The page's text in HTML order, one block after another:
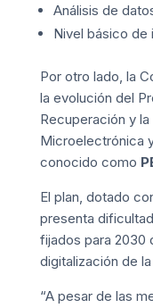
Análisis de
Nivel básico de
Por otro lado, la
la evolución del
Recuperación y
Microelectrónica
conocido como
El plan, dotado
presenta
fijados para 2030
digitalización de la
“A pesar de las